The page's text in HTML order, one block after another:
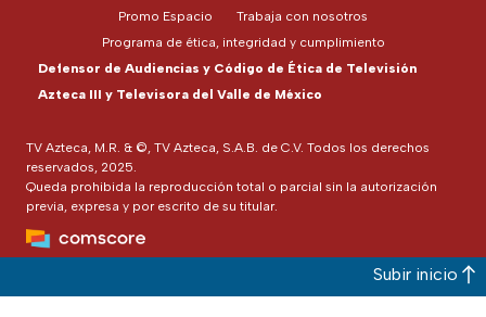
TV Azteca, M.R. & ©, TV Azteca, S.A.B. de C.V. Todos los derechos
reservados, 2025.
Queda prohibida la reproducción total o parcial sin la autorización
previa, expresa y por escrito de su titular.
Promo Espacio
Trabaja con nosotros
Programa de ética, integridad y cumplimiento
Defensor de Audiencias y Código de Ética de Televisión
Azteca III y Televisora del Valle de México
Subir inicio